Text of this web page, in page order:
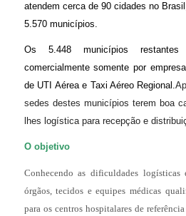
atendem cerca de 90 cidades no
5.570 municípios.
Os 5.448 municípios
comercialmente somente por
de UTI Aérea e Taxi Aéreo Regional.
sedes destes municípios terem boa
lhes logística para recepção e
O objetivo
Conhecendo as dificuldades logísticas
órgãos, tecidos e equipes médicas
para os centros hospitalares de